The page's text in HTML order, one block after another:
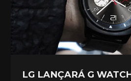
LG LANÇARÁ G